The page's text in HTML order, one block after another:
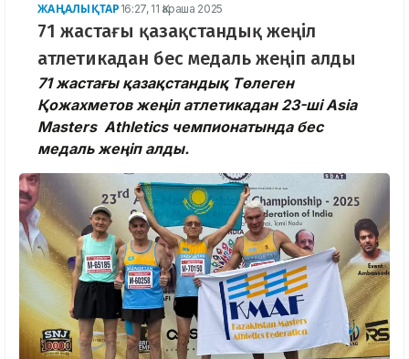
ЖАҢАЛЫҚТАР 16:27, 11 Қараша 2025
71 жастағы қазақстандық жеңіл
атлетикадан бес медаль жеңіп алды
71 жастағы қазақстандық Төлеген
Қожахметов жеңіл атлетикадан 23-ші Asia
Masters Athletics чемпионатында бес
медаль жеңіп алды.